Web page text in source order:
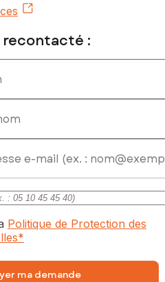
:
Politique de Protection des
*
ma demande